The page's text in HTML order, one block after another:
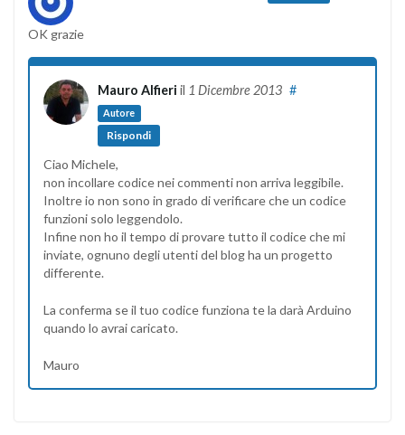
OK grazie
Mauro Alfieri il 1 Dicembre 2013
Autore
#
Rispondi
Ciao Michele,
non incollare codice nei commenti non arriva leggibile.
Inoltre io non sono in grado di verificare che un codice
funzioni solo leggendolo.
Infine non ho il tempo di provare tutto il codice che mi
inviate, ognuno degli utenti del blog ha un progetto
differente.
La conferma se il tuo codice funziona te la darà Arduino
quando lo avrai caricato.
Mauro